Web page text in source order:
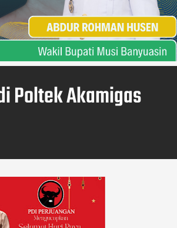
Poltek Akamigas